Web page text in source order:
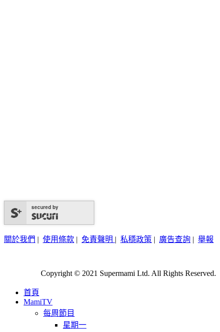
secured by
關於我們 | 使用條款 | 免責聲明 | 私穩政策 | 廣告查詢 | 舉報
Copyright © 2021 Supermami Ltd. All Rights Reserved.
首頁
MamiTV
每周節目
星期一